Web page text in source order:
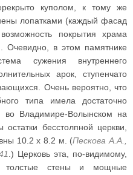
куполом, к тому же
лопатками (каждый фасад
покрытия храма
Очевидно, в этом памятнике
сужения внутреннего
арок, ступенчато
Очень вероятно, что
типа имела достаточно
во Владимире-Волынском на
бесстолпной церкви,
10.2 х 8.2 м. (Пескова А.А.,
.) Церковь эта, по-видимому,
стены и мощные